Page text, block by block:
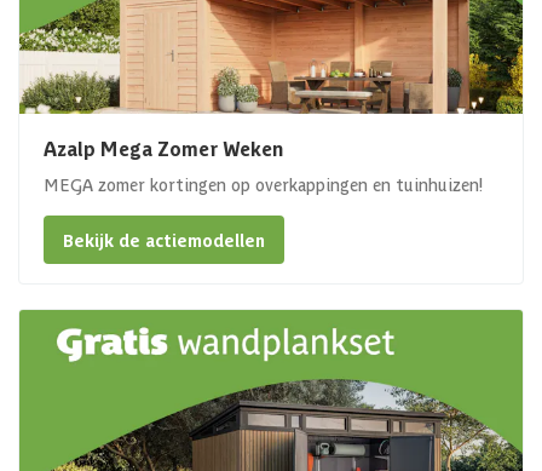
Azalp Mega Zomer Weken
MEGA zomer kortingen op overkappingen en tuinhuizen!
Bekijk de actiemodellen